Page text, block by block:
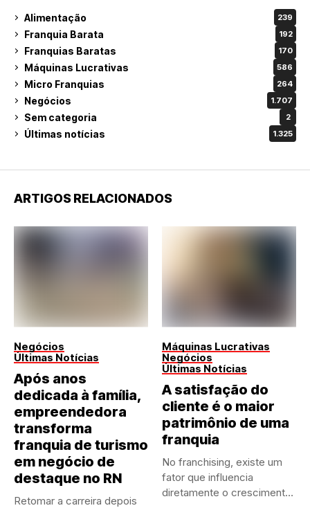
Alimentação 239
Franquia Barata 192
Franquias Baratas 170
Máquinas Lucrativas 586
Micro Franquias 264
Negócios 1.707
Sem categoria 2
Últimas notícias 1.325
ARTIGOS RELACIONADOS
Negócios
Últimas Notícias
Após anos
dedicada à família,
empreendedora
transforma
franquia de turismo
em negócio de
destaque no RN
Retomar a carreira depois
Máquinas Lucrativas
Negócios
Últimas Notícias
A satisfação do
cliente é o maior
patrimônio de uma
franquia
No franchising, existe um
fator que influencia
diretamente o crescimento